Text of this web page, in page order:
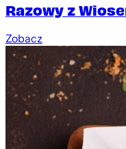
Razowy z
Zobacz